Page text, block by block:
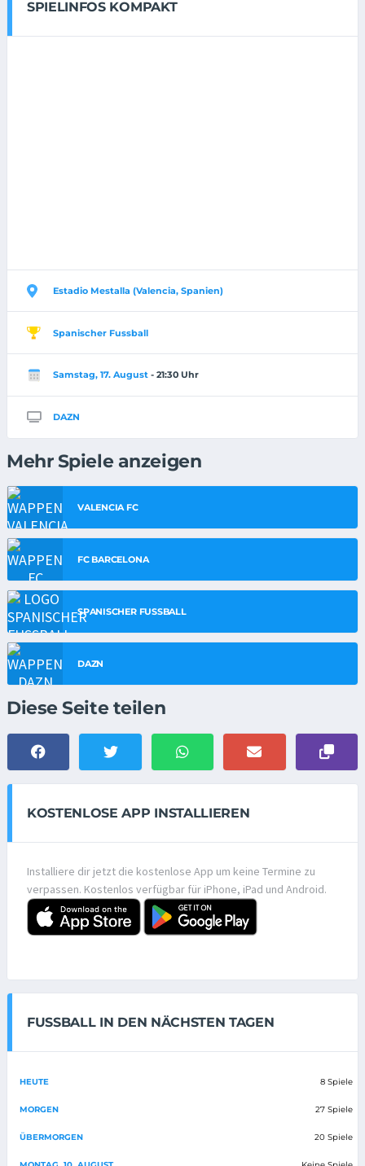
SPIELINFOS KOMPAKT
Estadio Mestalla (Valencia, Spanien)
Spanischer Fussball
Samstag, 17. August - 21:30 Uhr
DAZN
Mehr Spiele anzeigen
VALENCIA FC
FC BARCELONA
SPANISCHER FUSSBALL
DAZN
Diese Seite teilen
KOSTENLOSE APP INSTALLIEREN
Installiere dir jetzt die kostenlose App um keine Termine zu
verpassen. Kostenlos verfügbar für iPhone, iPad und Android.
FUSSBALL IN DEN NÄCHSTEN TAGEN
HEUTE 8 Spiele
MORGEN 27 Spiele
ÜBERMORGEN 20 Spiele